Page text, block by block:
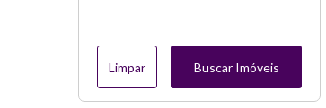
Limpar Buscar Imóveis